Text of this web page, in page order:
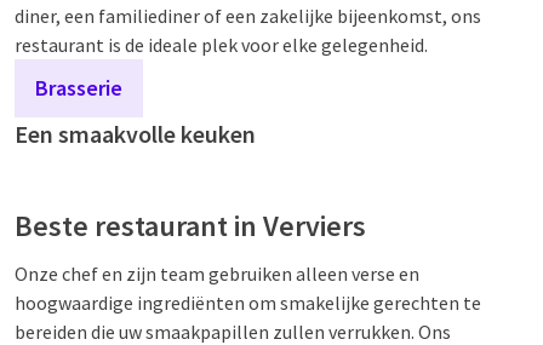
diner, een familiediner of een zakelijke bijeenkomst, ons
restaurant is de ideale plek voor elke gelegenheid.
Brasserie
Een smaakvolle keuken
Beste restaurant in Verviers
Onze chef en zijn team gebruiken alleen verse en
hoogwaardige ingrediënten om smakelijke gerechten te
bereiden die uw smaakpapillen zullen verrukken. Ons